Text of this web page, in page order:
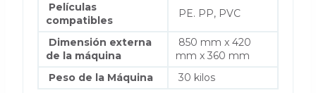
Películas
compatibles
PE. PP, PVC
Dimensión externa
de la máquina
850 mm x 420
mm x 360 mm
Peso de la Máquina
30 kilos